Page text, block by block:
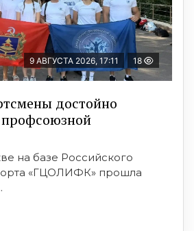
9 АВГУСТА 2026, 17:11 18
достойно
на базе Российского
«ГЦОЛИФК» прошла